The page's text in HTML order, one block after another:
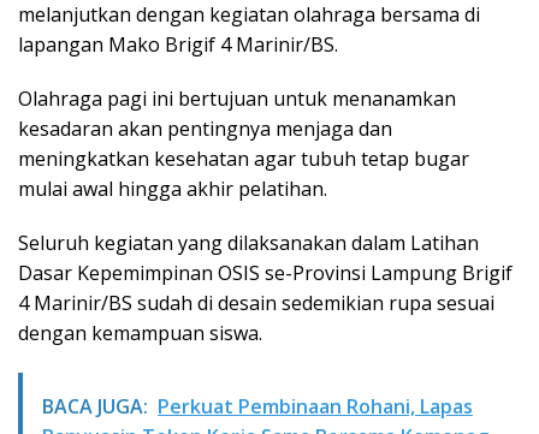
melanjutkan dengan kegiatan olahraga bersama di
lapangan Mako Brigif 4 Marinir/BS.
Olahraga pagi ini bertujuan untuk menanamkan
kesadaran akan pentingnya menjaga dan
meningkatkan kesehatan agar tubuh tetap bugar
mulai awal hingga akhir pelatihan.
Seluruh kegiatan yang dilaksanakan dalam Latihan
Dasar Kepemimpinan OSIS se-Provinsi Lampung Brigif
4 Marinir/BS sudah di desain sedemikian rupa sesuai
dengan kemampuan siswa.
BACA JUGA: Perkuat Pembinaan Rohani, Lapas